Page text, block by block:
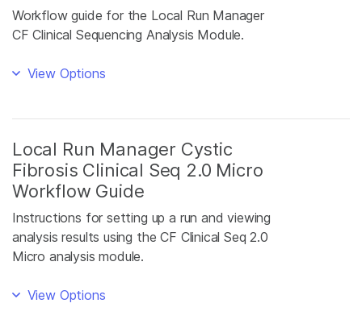
Workflow guide for the Local Run Manager
CF Clinical Sequencing Analysis Module.
View Options
Local Run Manager Cystic
Fibrosis Clinical Seq 2.0 Micro
Workflow Guide
Instructions for setting up a run and viewing
analysis results using the CF Clinical Seq 2.0
Micro analysis module.
View Options